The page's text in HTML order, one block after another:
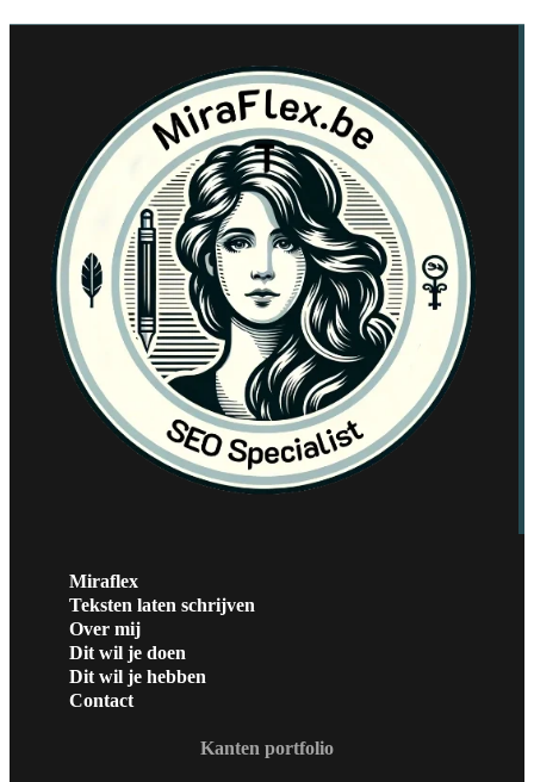
Miraflex
Teksten laten schrijven
Over mij
Dit wil je doen
Dit wil je hebben
Contact
Kanten portfolio